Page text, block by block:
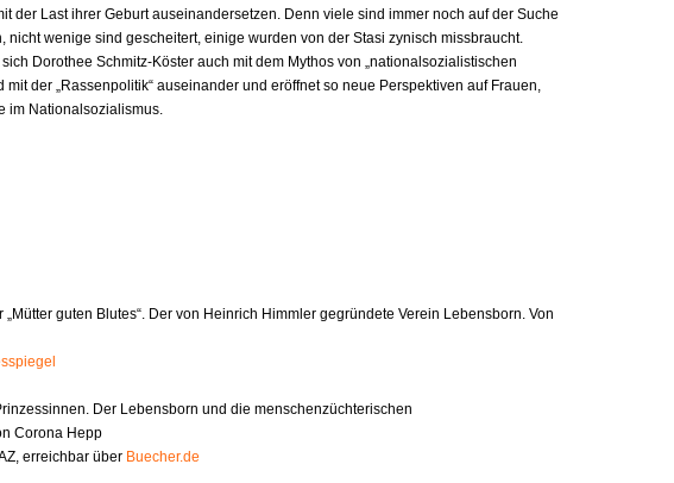
der Last ihrer Geburt auseinandersetzen. Denn viele sind immer noch auf der Suche
nicht wenige sind gescheitert, einige wurden von der Stasi zynisch missbraucht.
sich Dorothee Schmitz-Köster auch mit dem Mythos von „nationalsozialistischen
mit der „Rassenpolitik“ auseinander und eröffnet so neue Perspektiven auf Frauen,
im Nationalsozialismus.
„Mütter guten Blutes“. Der von Heinrich Himmler gegründete Verein Lebensborn. Von
Der Lebensborn und die menschenzüchterischen
Corona Hepp
erreichbar über Buecher.de